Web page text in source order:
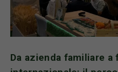
Da azienda familiare a